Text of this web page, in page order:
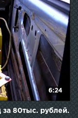
6:24
80тыс. рублей.